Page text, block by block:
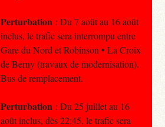
Perturbation : Du 7 août au 16 août
inclus, le trafic sera interrompu entre
Gare du Nord et Robinson • La Croix
de Berny (travaux de modernisation).
Bus de remplacement.
Perturbation : Du 25 juillet au 16
août inclus, dès 22:45, le trafic sera